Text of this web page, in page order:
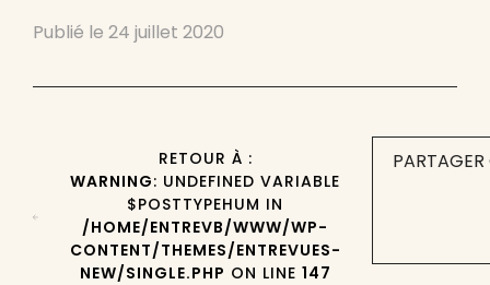
Publié le 24 juillet 2020
RETOUR À :
WARNING: UNDEFINED VARIABLE
$POSTTYPEHUM IN
/HOME/ENTREVB/WWW/WP-
CONTENT/THEMES/ENTREVUES-
NEW/SINGLE.PHP ON LINE 147